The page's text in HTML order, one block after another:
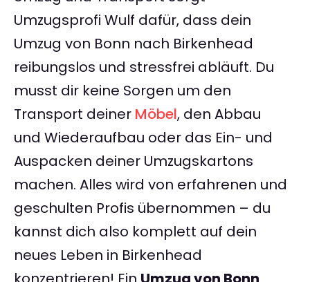
Umzugsprofi Wulf dafür, dass dein
Umzug von Bonn nach Birkenhead
reibungslos und stressfrei abläuft. Du
musst dir keine Sorgen um den
Transport deiner Möbel, den Abbau
und Wiederaufbau oder das Ein- und
Auspacken deiner Umzugskartons
machen. Alles wird von erfahrenen und
geschulten Profis übernommen – du
kannst dich also komplett auf dein
neues Leben in Birkenhead